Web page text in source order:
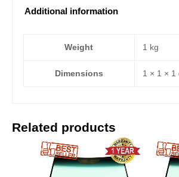
Additional information
Weight 1 kg
Dimensions 1 × 1 × 1
Related products